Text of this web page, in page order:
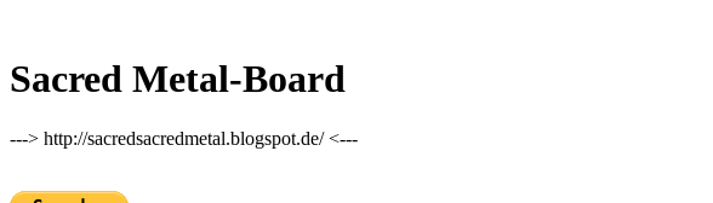
Sacred Metal-Board
---> http://sacredsacredmetal.blogspot.de/ <---